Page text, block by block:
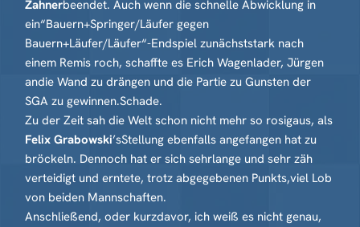
Zahnerbeendet. Auch wenn die schnelle Abwicklung in
ein“Bauern+Springer/Läufer gegen
Bauern+Läufer/Läufer“-Endspiel zunächststark nach
einem Remis roch, schaffte es Erich Wagenlader, Jürgen
andie Wand zu drängen und die Partie zu Gunsten der
SGA zu gewinnen.Schade.
Zu der Zeit sah die Welt schon nicht mehr so rosigaus, als
Felix Grabowski’sStellung ebenfalls angefangen hat zu
bröckeln. Dennoch hat er sich sehrlange und sehr zäh
verteidigt und erntete, trotz abgegebenen Punkts,viel Lob
von beiden Mannschaften.
Anschließend, oder kurzdavor, ich weiß es nicht genau,